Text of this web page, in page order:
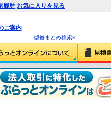
履歴 お気に入りを見る
ご案内
型番まとめ検索»